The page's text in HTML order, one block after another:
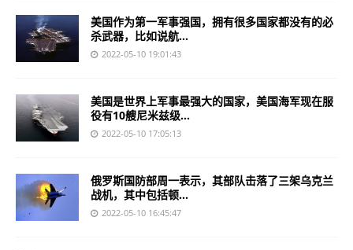
美国作为第一军事强国，拥有很多国家都没有的必
杀武器，比如说航...
2022-05-10 19:01:43
美国是世界上军事最强大的国家，美国海军现在服
役有10艘尼米兹级...
2022-05-10 17:05:13
俄罗斯国防部周一表示，其部队击落了三架乌克兰
战机，其中包括顿...
2022-05-10 16:45:47